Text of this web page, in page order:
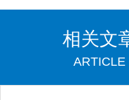
相关文
ARTICLE